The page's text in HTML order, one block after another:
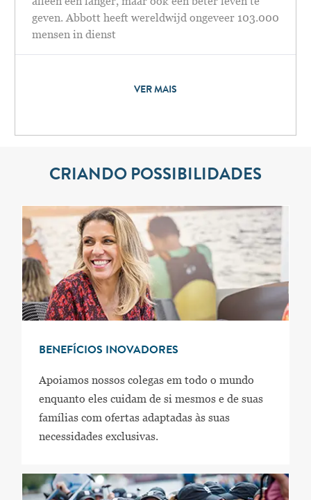
geven. Abbott heeft wereldwijd ongeveer 103.000
mensen in dienst
VER MAIS
CRIANDO POSSIBILIDADES
BENEFÍCIOS INOVADORES
Apoiamos nossos colegas em todo o mundo
enquanto eles cuidam de si mesmos e de suas
famílias com ofertas adaptadas às suas
necessidades exclusivas.